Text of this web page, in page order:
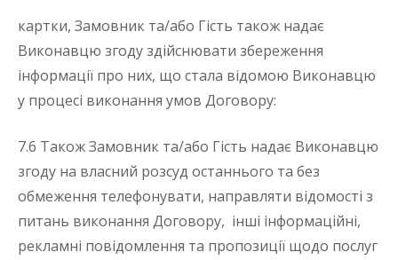
картки, Замовник та/або Гість також надає
Виконавцю згоду здійснювати збереження
інформації про них, що стала відомою Виконавцю
у процесі виконання умов Договору:
7.6 Також Замовник та/або Гість надає Виконавцю
згоду на власний розсуд останнього та без
обмеження телефонувати, направляти відомості з
питань виконання Договору, інші інформаційні,
рекламні повідомлення та пропозиції щодо послуг